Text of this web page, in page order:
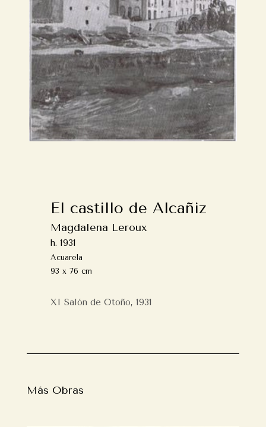
El castillo de Alcañiz
Magdalena Leroux
h. 1931
Acuarela
93 x 76 cm
XI Salón de Otoño, 1931
Más Obras